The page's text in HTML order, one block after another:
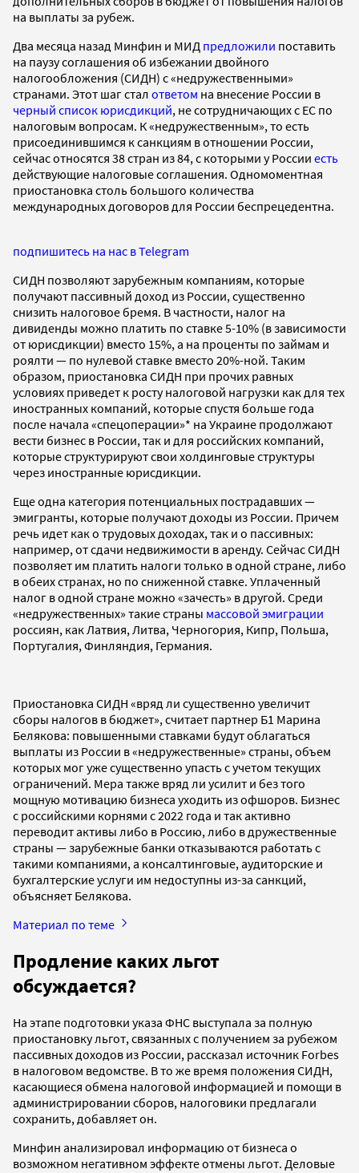
на выплаты за рубеж.
Два месяца назад Минфин и МИД предложили поставить
на паузу соглашения об избежании двойного
налогообложения (СИДН) с «недружественными»
странами. Этот шаг стал ответом на внесение России в
черный список юрисдикций, не сотрудничающих с ЕС по
налоговым вопросам. К «недружественным», то есть
присоединившимся к санкциям в отношении России,
сейчас относятся 38 стран из 84, с которыми у России есть
действующие налоговые соглашения. Одномоментная
приостановка столь большого количества
международных договоров для России беспрецедентна.
подпишитесь на нас в Telegram
СИДН позволяют зарубежным компаниям, которые
получают пассивный доход из России, существенно
снизить налоговое бремя. В частности, налог на
дивиденды можно платить по ставке 5-10% (в зависимости
от юрисдикции) вместо 15%, а на проценты по займам и
роялти — по нулевой ставке вместо 20%-ной. Таким
образом, приостановка СИДН при прочих равных
условиях приведет к росту налоговой нагрузки как для тех
иностранных компаний, которые спустя больше года
после начала «спецоперации»* на Украине продолжают
вести бизнес в России, так и для российских компаний,
которые структурируют свои холдинговые структуры
через иностранные юрисдикции.
Еще одна категория потенциальных пострадавших —
эмигранты, которые получают доходы из России. Причем
речь идет как о трудовых доходах, так и о пассивных:
например, от сдачи недвижимости в аренду. Сейчас СИДН
позволяет им платить налоги только в одной стране, либо
в обеих странах, но по сниженной ставке. Уплаченный
налог в одной стране можно «зачесть» в другой. Среди
«недружественных» такие страны массовой эмиграции
россиян, как Латвия, Литва, Черногория, Кипр, Польша,
Португалия, Финляндия, Германия.
Приостановка СИДН «вряд ли существенно увеличит
сборы налогов в бюджет», считает партнер Б1 Марина
Белякова: повышенными ставками будут облагаться
выплаты из России в «недружественные» страны, объем
которых мог уже существенно упасть с учетом текущих
ограничений. Мера также вряд ли усилит и без того
мощную мотивацию бизнеса уходить из офшоров. Бизнес
с российскими корнями с 2022 года и так активно
переводит активы либо в Россию, либо в дружественные
страны — зарубежные банки отказываются работать с
такими компаниями, а консалтинговые, аудиторские и
бухгалтерские услуги им недоступны из-за санкций,
объясняет Белякова.
Материал по теме
Продление каких льгот
обсуждается?
На этапе подготовки указа ФНС выступала за полную
приостановку льгот, связанных с получением за рубежом
пассивных доходов из России, рассказал источник Forbes
в налоговом ведомстве. В то же время положения СИДН,
касающиеся обмена налоговой информацией и помощи в
администрировании сборов, налоговики предлагали
сохранить, добавляет он.
Минфин анализировал информацию от бизнеса о
возможном негативном эффекте отмены льгот. Деловые